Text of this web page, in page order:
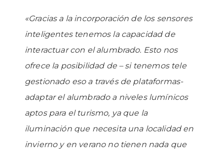
«Gracias a la incorporación de los sensores
inteligentes tenemos la capacidad de
interactuar con el alumbrado. Esto nos
ofrece la posibilidad de – si tenemos tele
gestionado eso a través de plataformas-
adaptar el alumbrado a niveles lumínicos
aptos para el turismo, ya que la
iluminación que necesita una localidad en
invierno y en verano no tienen nada que